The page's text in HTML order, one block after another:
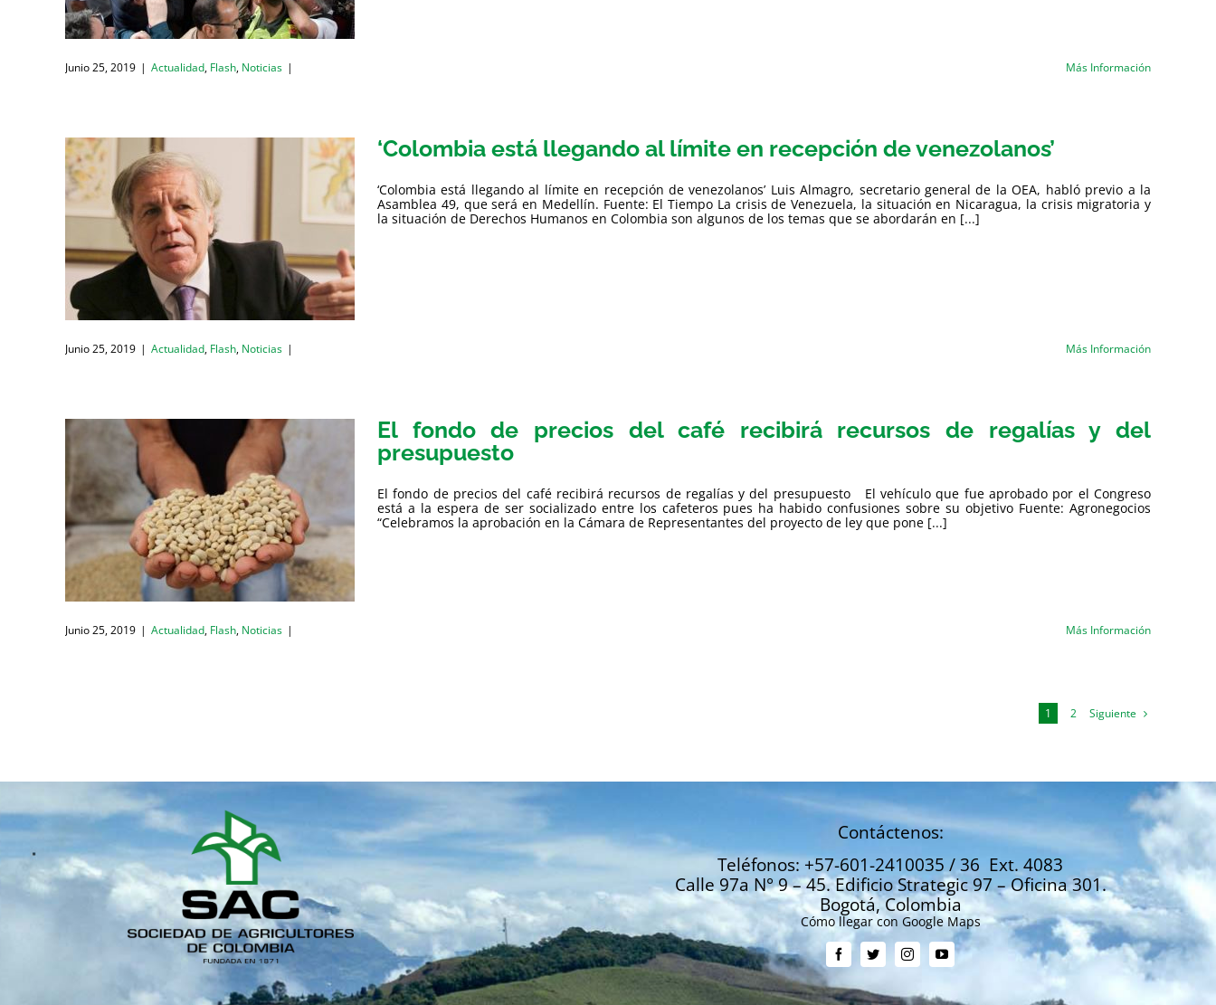
Junio 25, 2019 | Actualidad, Flash, Noticias | Más Información
‘Colombia está llegando al límite en recepción de venezolanos’
‘Colombia está llegando al límite en recepción de venezolanos’ Luis Almagro, secretario general de la OEA, habló previo a la
Asamblea 49, que será en Medellín. Fuente: El Tiempo La crisis de Venezuela, la situación en Nicaragua, la crisis migratoria y
la situación de Derechos Humanos en Colombia son algunos de los temas que se abordarán en [...]
Junio 25, 2019 | Actualidad, Flash, Noticias | Más Información
El fondo de precios del café recibirá recursos de regalías y del
presupuesto
El fondo de precios del café recibirá recursos de regalías y del presupuesto El vehículo que fue aprobado por el Congreso
está a la espera de ser socializado entre los cafeteros pues ha habido confusiones sobre su objetivo Fuente: Agronegocios
“Celebramos la aprobación en la Cámara de Representantes del proyecto de ley que pone [...]
Junio 25, 2019 | Actualidad, Flash, Noticias | Más Información
1 2 Siguiente
Contáctenos:
Teléfonos: +57-601-2410035 / 36 Ext. 4083
Calle 97a N° 9 – 45. Edificio Strategic 97 – Oficina 301.
Bogotá, Colombia
Cómo llegar con Google Maps